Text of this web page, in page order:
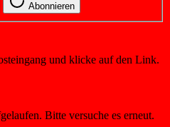
Abonnieren
und klicke auf den Link.
Bitte versuche es erneut.